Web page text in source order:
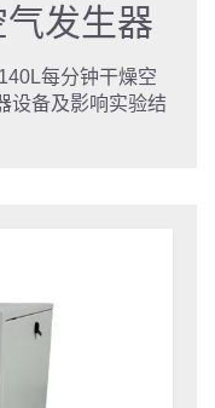
发生器
每分钟干燥空
设备及影响实验结